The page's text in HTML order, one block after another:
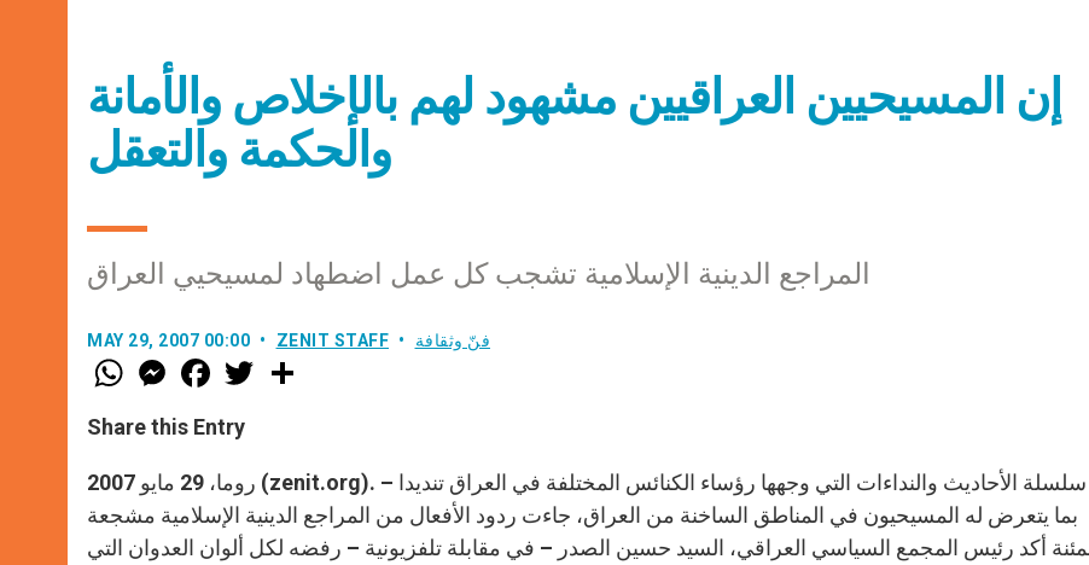
إن المسيحيين العراقيين مشهود لهم بالإخلاص والأمانة
والحكمة والتعقل
المراجع الدينية الإسلامية تشجب كل عمل اضطهاد لمسيحيي العراق
MAY 29, 2007 00:00 ZENIT STAFF فنّ وثقافة
W
h
t
s
p
p
M
e
s
e
g
e
r
F
a
e
b
o
k
w
r
Share this Entry
روما، 29 مايو 2007 (zenit.org). – بعد سلسلة الأحاديث والنداءات التي وجهها رؤساء الكنائس المختلفة في العراق تنديدا
بما يتعرض له المسيحيون في المناطق الساخنة من العراق، جاءت ردود الأفعال من المراجع الدينية الإسلامية مشجعة
أكد رئيس المجمع السياسي العراقي، السيد حسين الصدر – في مقابلة تلفزيونية – رفضه لكل ألوان العدوان التي